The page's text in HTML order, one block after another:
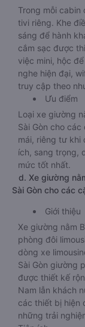
Trong mỗi cabin
tivi riêng. Khe
sáng để hành
cắm sạc được
việc mini, hộc
nghe hiện đại,
truy cập theo
Ưu điểm
Loại xe giường
Sài Gòn cho
mái, riêng tư khi
ích, sang trọng,
mức tốt nhất.
d. Xe giường
Sài Gòn cho các
Giới thiệu
Xe giường nằm
phòng đôi
dòng xe
Sài Gòn giường
được thiết kế
Nam lẫn khách
các thiết bị hiện
những trải